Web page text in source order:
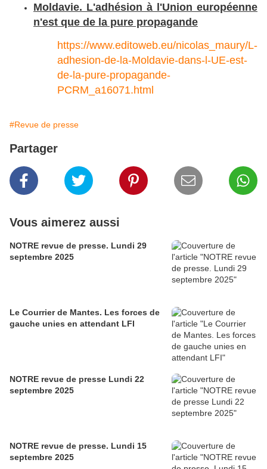
Moldavie. L'adhésion à l'Union européenne
n'est que de la pure propagande
https://www.editoweb.eu/nicolas_maury/L-
adhesion-de-la-Moldavie-dans-l-UE-est-
de-la-pure-propagande-
PCRM_a16071.html
#Revue de presse
Partager
Vous aimerez aussi
NOTRE revue de presse. Lundi 29
septembre 2025
Le Courrier de Mantes. Les forces de
gauche unies en attendant LFI
NOTRE revue de presse Lundi 22
septembre 2025
NOTRE revue de presse. Lundi 15
septembre 2025